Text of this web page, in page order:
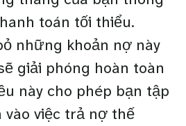
toán tối thiểu.
những khoản nợ này
giải phóng hoàn toàn
này cho phép bạn tập
việc trả nợ thế